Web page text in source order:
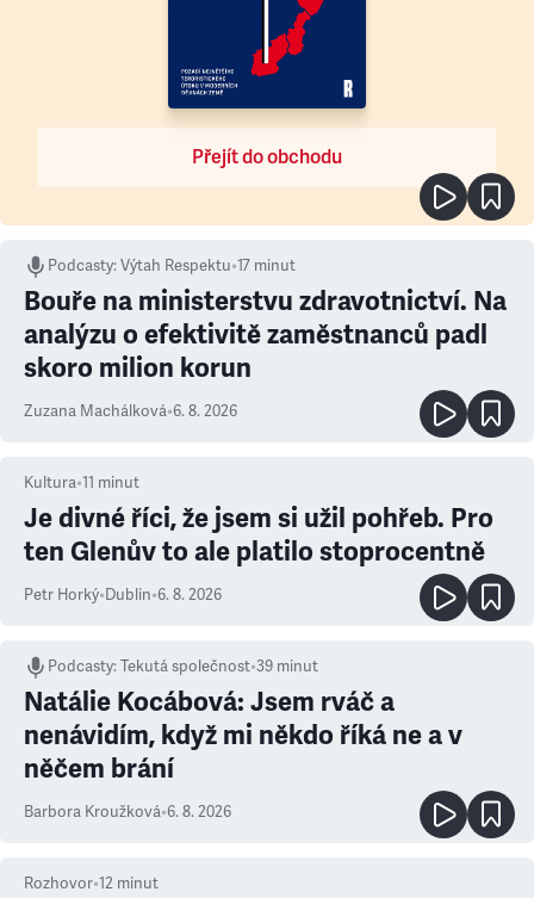
Přejít do obchodu
Podcasty:Výtah Respektu•17 minut
Bouře na ministerstvu zdravotnictví. Na
analýzu o efektivitě zaměstnanců padl
skoro milion korun
Zuzana Machálková•6. 8. 2026
Kultura•11 minut
Je divné říci, že jsem si užil pohřeb. Pro
ten Glenův to ale platilo stoprocentně
Petr Horký•Dublin•6. 8. 2026
Podcasty:Tekutá společnost•39 minut
Natálie Kocábová: Jsem rváč a
nenávidím, když mi někdo říká ne a v
něčem brání
Barbora Kroužková•6. 8. 2026
Rozhovor•12 minut